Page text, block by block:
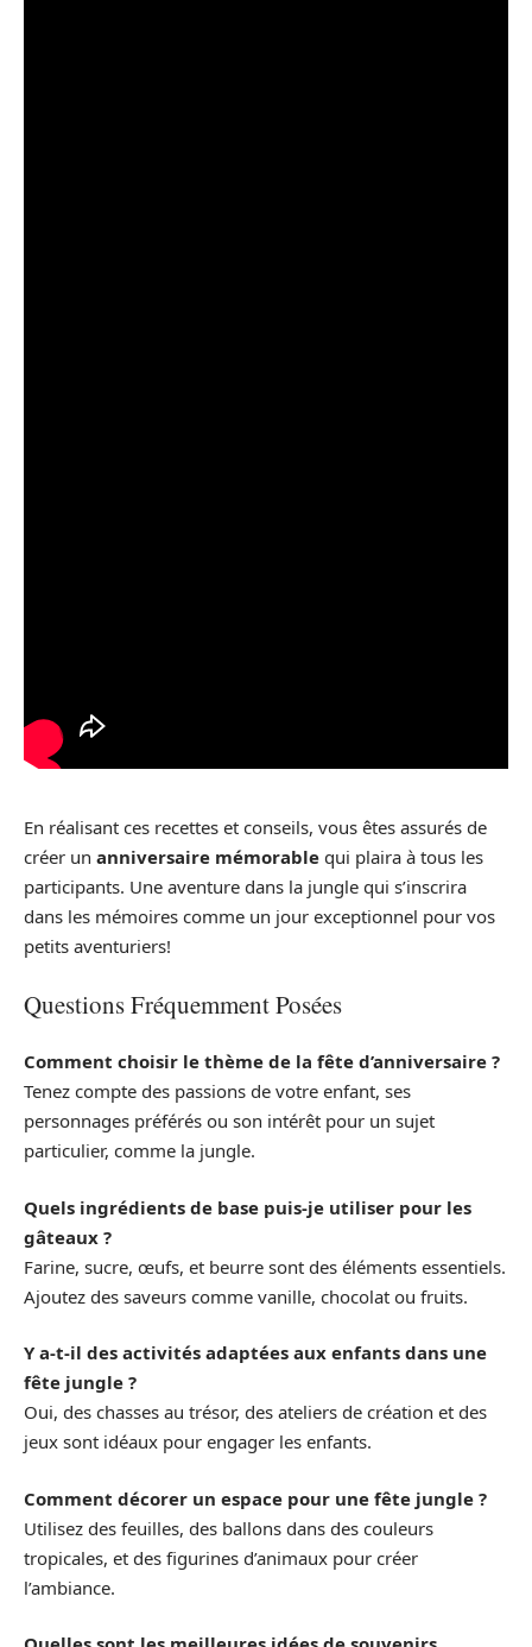
En réalisant ces recettes et conseils, vous êtes assurés de
créer un anniversaire mémorable qui plaira à tous les
participants. Une aventure dans la jungle qui s’inscrira
dans les mémoires comme un jour exceptionnel pour vos
petits aventuriers!
Questions Fréquemment Posées
Comment choisir le thème de la fête d’anniversaire ?
Tenez compte des passions de votre enfant, ses
personnages préférés ou son intérêt pour un sujet
particulier, comme la jungle.
Quels ingrédients de base puis-je utiliser pour les
gâteaux ?
Farine, sucre, œufs, et beurre sont des éléments essentiels.
Ajoutez des saveurs comme vanille, chocolat ou fruits.
Y a-t-il des activités adaptées aux enfants dans une
fête jungle ?
Oui, des chasses au trésor, des ateliers de création et des
jeux sont idéaux pour engager les enfants.
Comment décorer un espace pour une fête jungle ?
Utilisez des feuilles, des ballons dans des couleurs
tropicales, et des figurines d’animaux pour créer
l’ambiance.